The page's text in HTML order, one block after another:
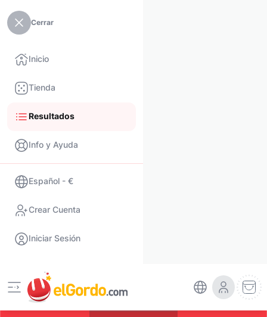
Cerrar
Inicio
Tienda
Resultados
Info y Ayuda
Español - €
Crear Cuenta
Iniciar Sesión